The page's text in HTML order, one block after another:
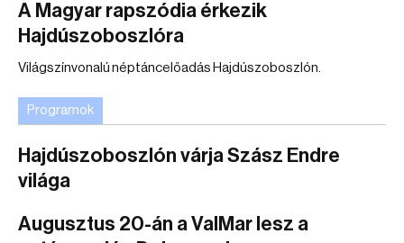
A Magyar rapszódia érkezik
Hajdúszoboszlóra
Világszínvonalú néptáncelőadás Hajdúszoboszlón.
Programok
Hajdúszoboszlón várja Szász Endre
világa
Augusztus 20-án a ValMar lesz a